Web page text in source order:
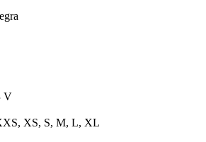
V
XS, S, M, L, XL